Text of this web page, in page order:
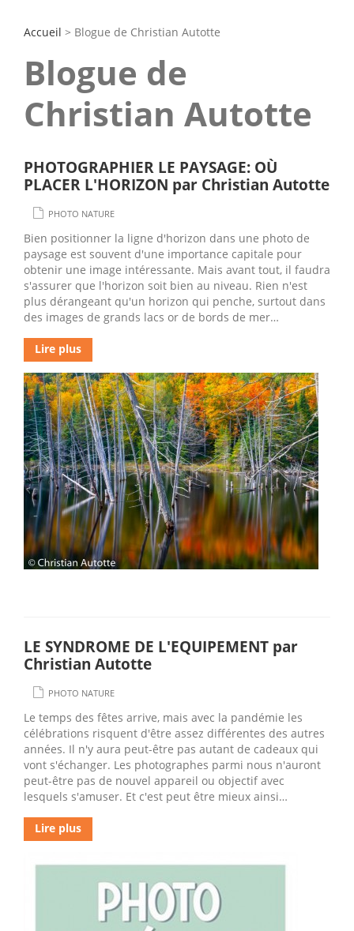
Accueil > Blogue de Christian Autotte
Blogue de
Christian Autotte
PHOTOGRAPHIER LE PAYSAGE: OÙ
PLACER L'HORIZON par Christian Autotte
PHOTO NATURE
Bien positionner la ligne d'horizon dans une photo de
paysage est souvent d'une importance capitale pour
obtenir une image intéressante. Mais avant tout, il faudra
s'assurer que l'horizon soit bien au niveau. Rien n'est
plus dérangeant qu'un horizon qui penche, surtout dans
des images de grands lacs or de bords de mer…
Lire plus
LE SYNDROME DE L'EQUIPEMENT par
Christian Autotte
PHOTO NATURE
Le temps des fêtes arrive, mais avec la pandémie les
célébrations risquent d'être assez différentes des autres
années. Il n'y aura peut-être pas autant de cadeaux qui
vont s'échanger. Les photographes parmi nous n'auront
peut-être pas de nouvel appareil ou objectif avec
lesquels s'amuser. Et c'est peut être mieux ainsi…
Lire plus